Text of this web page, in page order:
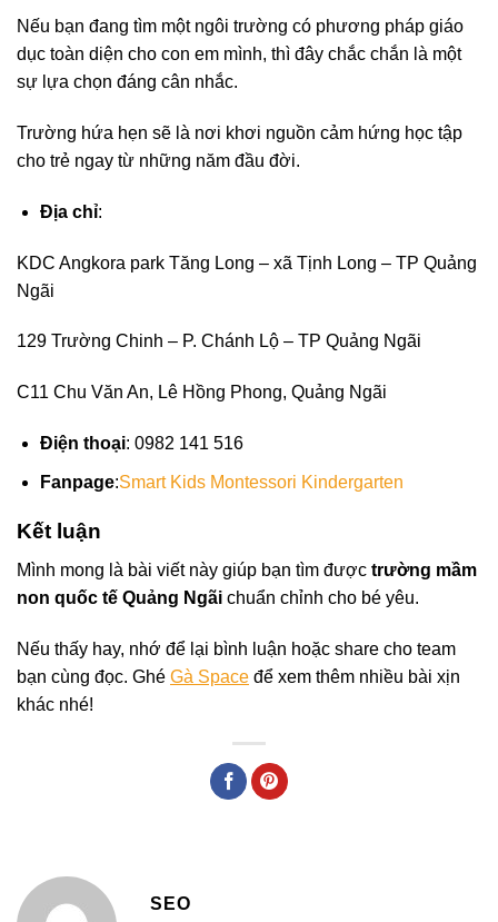
Nếu bạn đang tìm một ngôi trường có phương pháp giáo
dục toàn diện cho con em mình, thì đây chắc chắn là một
sự lựa chọn đáng cân nhắc.
Trường hứa hẹn sẽ là nơi khơi nguồn cảm hứng học tập
cho trẻ ngay từ những năm đầu đời.
Địa chỉ:
KDC Angkora park Tăng Long – xã Tịnh Long – TP Quảng
Ngãi
129 Trường Chinh – P. Chánh Lộ – TP Quảng Ngãi
C11 Chu Văn An, Lê Hồng Phong, Quảng Ngãi
Điện thoại: 0982 141 516
Fanpage:Smart Kids Montessori Kindergarten
Kết luận
Mình mong là bài viết này giúp bạn tìm được trường mầm
non quốc tế Quảng Ngãi chuẩn chỉnh cho bé yêu.
Nếu thấy hay, nhớ để lại bình luận hoặc share cho team
bạn cùng đọc. Ghé Gà Space để xem thêm nhiều bài xịn
khác nhé!
SEO